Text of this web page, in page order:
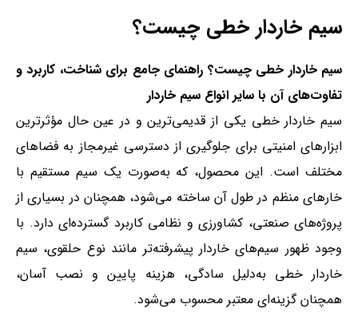
سیم خاردار خطی چیست؟
سیم خاردار خطی چیست؟ راهنمای جامع برای شناخت، کاربرد و
تفاوت‌های آن با سایر انواع سیم خاردار
سیم خاردار خطی یکی از قدیمی‌ترین و در عین حال مؤثرترین
ابزارهای امنیتی برای جلوگیری از دسترسی غیرمجاز به فضاهای
مختلف است. این محصول، که به‌صورت یک سیم مستقیم با
خارهای منظم در طول آن ساخته می‌شود، همچنان در بسیاری از
پروژه‌های صنعتی، کشاورزی و نظامی کاربرد گسترده‌ای دارد. با
وجود ظهور سیم‌های خاردار پیشرفته‌تر مانند نوع حلقوی، سیم
خاردار خطی به‌دلیل سادگی، هزینه پایین و نصب آسان،
همچنان گزینه‌ای معتبر محسوب می‌شود.